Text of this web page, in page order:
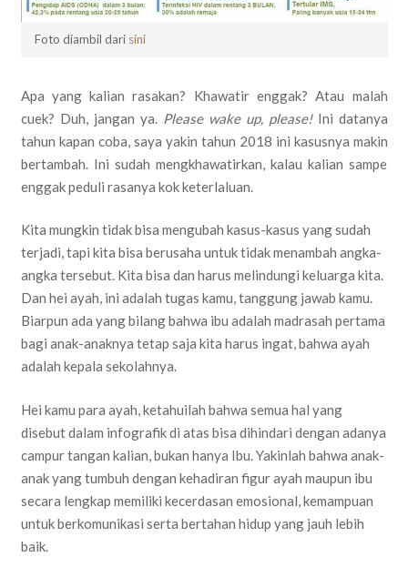
Foto diambil dari sini
Apa yang kalian rasakan? Khawatir enggak? Atau malah
cuek? Duh, jangan ya. Please wake up, please!Ini datanya
tahun kapan coba, saya yakin tahun 2018 ini kasusnya makin
bertambah. Ini sudah mengkhawatirkan, kalau kalian sampe
enggak peduli rasanya kok keterlaluan.
Kita mungkin tidak bisa mengubah kasus-kasus yang sudah
terjadi, tapi kita bisa berusaha untuk tidak menambah angka-
angka tersebut. Kita bisa dan harus melindungi keluarga kita.
Dan hei ayah, ini adalah tugas kamu, tanggung jawab kamu.
Biarpun ada yang bilang bahwa ibu adalah madrasah pertama
bagi anak-anaknya tetap saja kita harus ingat, bahwa ayah
adalah kepala sekolahnya.
Hei kamu para ayah, ketahuilah bahwa semua hal yang
disebut dalam infografik di atas bisa dihindari dengan adanya
campur tangan kalian, bukan hanya Ibu. Yakinlah bahwa anak-
anak yang tumbuh dengan kehadiran figur ayah maupun ibu
secara lengkap memiliki kecerdasan emosional, kemampuan
untuk berkomunikasi serta bertahan hidup yang jauh lebih
baik.